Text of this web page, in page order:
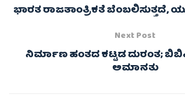
ಭಾರತ ರಾಜತಾಂತ್ರಿಕತೆ ಬೆಂಬಲಿಸುತ್ತದೆ,
Next Post
ನಿರ್ಮಾಣ ಹಂತದ ಕಟ್ಟಡ ದುರಂತ;
ಅಮಾನತು